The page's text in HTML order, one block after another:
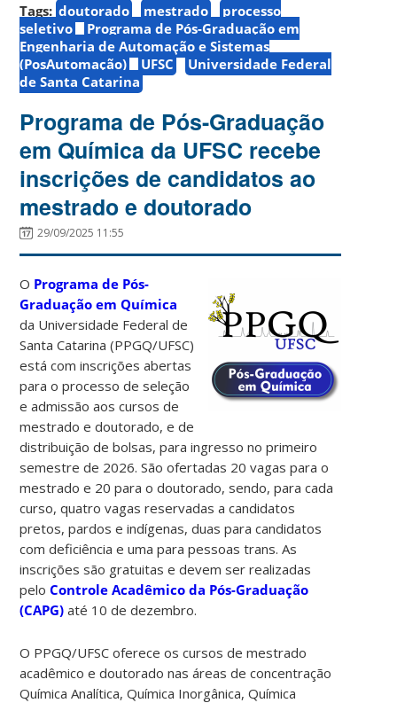
Tags: doutorado mestrado
processo
seletivo
Programa de Pós-Graduação em
Engenharia de Automação e Sistemas
(PosAutomação)
UFSC
Universidade Federal
de Santa Catarina
Programa de Pós-Graduação
em Química da UFSC recebe
inscrições de candidatos ao
mestrado e doutorado
29/09/2025 11:55
O Programa de Pós-
Graduação em Química
da Universidade Federal de
Santa Catarina (PPGQ/UFSC)
está com inscrições abertas
para o processo de seleção
e admissão aos cursos de
mestrado e doutorado, e de
distribuição de bolsas, para ingresso no primeiro
semestre de 2026. São ofertadas 20 vagas para o
mestrado e 20 para o doutorado, sendo, para cada
curso, quatro vagas reservadas a candidatos
pretos, pardos e indígenas, duas para candidatos
com deficiência e uma para pessoas trans. As
inscrições são gratuitas e devem ser realizadas
peloControle Acadêmico da Pós-Graduação
(CAPG) até 10 de dezembro.
O PPGQ/UFSC oferece os cursos de mestrado
acadêmico e doutorado nas áreas de concentração
Química Analítica, Química Inorgânica, Química